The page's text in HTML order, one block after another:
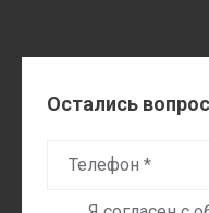
Остались